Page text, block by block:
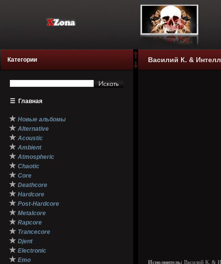
Категории
☰ Главная
★ Новые альбомы
★ Alternative
★ Acoustic
★ Ambient
★ Atmospheric
★ Chaotic
★ Core
★ Deathcore
★ Hardcore
★ Post-Hardcore
★ Metalcore
★ Rapcore
★ Trancecore
★ Djent
★ Electronic
★ Emo
Василий К. &
Исполнитель: Василий К. &